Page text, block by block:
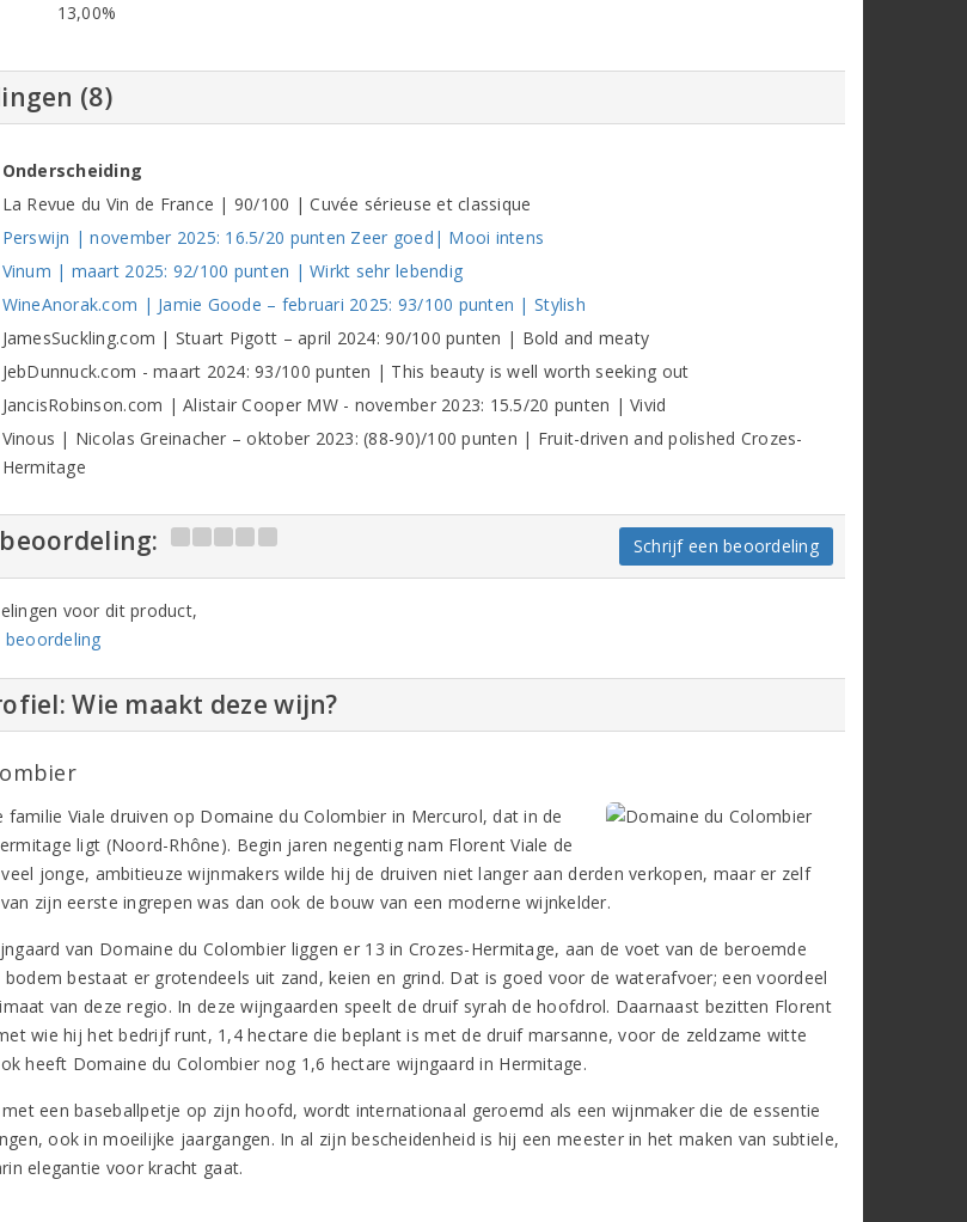
13,00%
(8)
Onderscheiding
La Revue du Vin de France | 90/100 | Cuvée sérieuse et classique
Perswijn | november 2025: 16.5/20 punten Zeer goed| Mooi intens
Vinum | maart 2025: 92/100 punten | Wirkt sehr lebendig
WineAnorak.com | Jamie Goode – februari 2025: 93/100 punten | Stylish
JamesSuckling.com | Stuart Pigott – april 2024: 90/100 punten | Bold and meaty
JebDunnuck.com - maart 2024: 93/100 punten | This beauty is well worth seeking out
JancisRobinson.com | Alistair Cooper MW - november 2023: 15.5/20 punten | Vivid
Vinous | Nicolas Greinacher – oktober 2023: (88-90)/100 punten | Fruit-driven and polished Crozes-
Hermitage
Schrijf een beoordeling
voor dit product,
beoordeling
Wie maakt deze wijn?
familie Viale druiven op Domaine du Colombier in Mercurol, dat in de
ligt (Noord-Rhône). Begin jaren negentig nam Florent Viale de
jonge, ambitieuze wijnmakers wilde hij de druiven niet langer aan derden verkopen, maar er zelf
zijn eerste ingrepen was dan ook de bouw van een moderne wijnkelder.
van Domaine du Colombier liggen er 13 in Crozes-Hermitage, aan de voet van de beroemde
bodem bestaat er grotendeels uit zand, keien en grind. Dat is goed voor de waterafvoer; een voordeel
van deze regio. In deze wijngaarden speelt de druif syrah de hoofdrol. Daarnaast bezitten Florent
wie hij het bedrijf runt, 1,4 hectare die beplant is met de druif marsanne, voor de zeldzame witte
heeft Domaine du Colombier nog 1,6 hectare wijngaard in Hermitage.
een baseballpetje op zijn hoofd, wordt internationaal geroemd als een wijnmaker die de essentie
ook in moeilijke jaargangen. In al zijn bescheidenheid is hij een meester in het maken van subtiele,
elegantie voor kracht gaat.